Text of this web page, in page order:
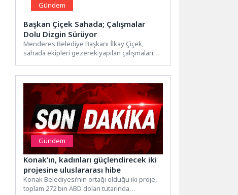
Gündem
Başkan Çiçek Sahada; Çalışmalar
Dolu Dizgin Sürüyor
Menderes Belediye Başkanı İlkay Çiçek,
sahada ekipleri gezerek yapılan çalışmaları
Gündem
Konak’ın, kadınları güçlendirecek iki
projesine uluslararası hibe
Konak Belediyesi’nin ortağı olduğu iki proje,
toplam 272 bin ABD doları tutarında